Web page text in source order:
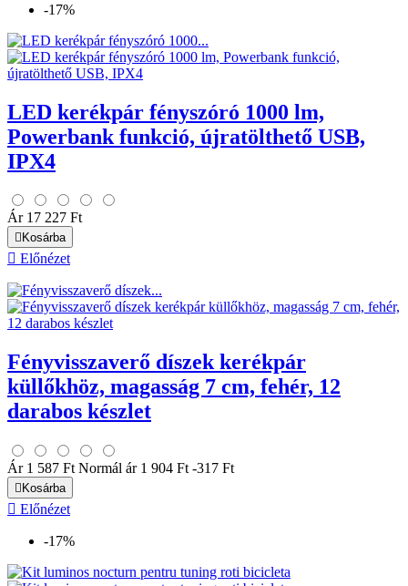
-17%
LED kerékpár fényszóró 1000 lm,
Powerbank funkció, újratölthető USB,
IPX4
Ár 17 227 Ft
 Kosárba
 Előnézet
Fényvisszaverő díszek kerékpár
küllőkhöz, magasság 7 cm, fehér, 12
darabos készlet
Ár 1 587 Ft Normál ár 1 904 Ft -317 Ft
 Kosárba
 Előnézet
-17%